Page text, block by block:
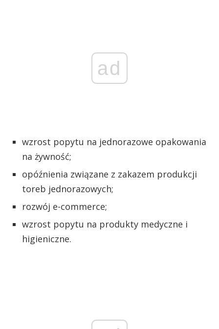
ad
wzrost popytu na jednorazowe opakowania
na żywność;
opóźnienia związane z zakazem produkcji
toreb jednorazowych;
rozwój e-commerce;
wzrost popytu na produkty medyczne i
higieniczne.